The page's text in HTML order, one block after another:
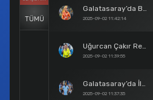
TÜMÜ 2025-09-02 11:42:14
2025-09-02 11:39:55
2025-09-02 11:37:35